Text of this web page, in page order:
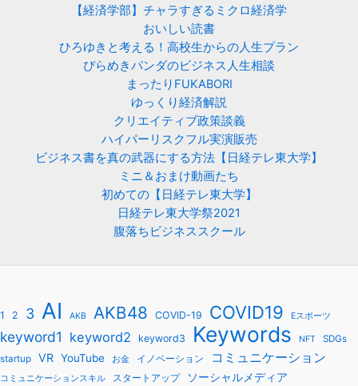
【経済学部】チャラすぎるミクロ経済学
おいしい読書
ひろゆきと考える！高校生からの人生プラン
ぴらめきパンダのビジネス人生相談
まったりFUKABORI
ゆっくり経済解説
クリエイティブ政策談義
ハイパーリスクフル実演販売
ビジネス書を真の武器にする方法【日経テレ東大学】
ミニ＆おまけ動画たち
初めての【日経テレ東大学】
日経テレ東大学祭2021
腹落ちビジネススクール
1 2 3 AI AKB AKB48 COVID-19 COVID19 Eスポーツ
keyword1 keyword2 keyword3 Keywords NFT
SDGs
startup
VR YouTube お金 イノベーション コミュニケーション
コミュニケーションスキル スタートアップ ソーシャルメディア